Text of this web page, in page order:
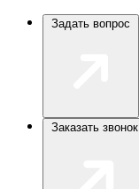
Задать вопрос
Заказать звонок